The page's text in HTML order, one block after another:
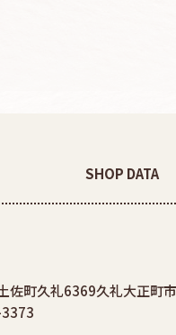
SHOP DATA
佐町久礼6369久礼大正町